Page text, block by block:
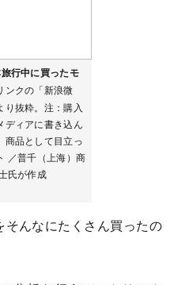
行中に買ったモ
クの「新浪微
抜粋。注：購入
ディアに書き込ん
商品として目立っ
／普千（上海）商
氏が作成
んなにたくさん買ったの